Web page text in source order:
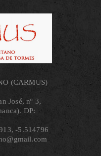
(CARMUS)
José, nº 3,
DP:
‐5.514796